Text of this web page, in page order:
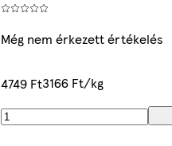
Még nem érkezett értékelés
4749 Ft3166 Ft/kg